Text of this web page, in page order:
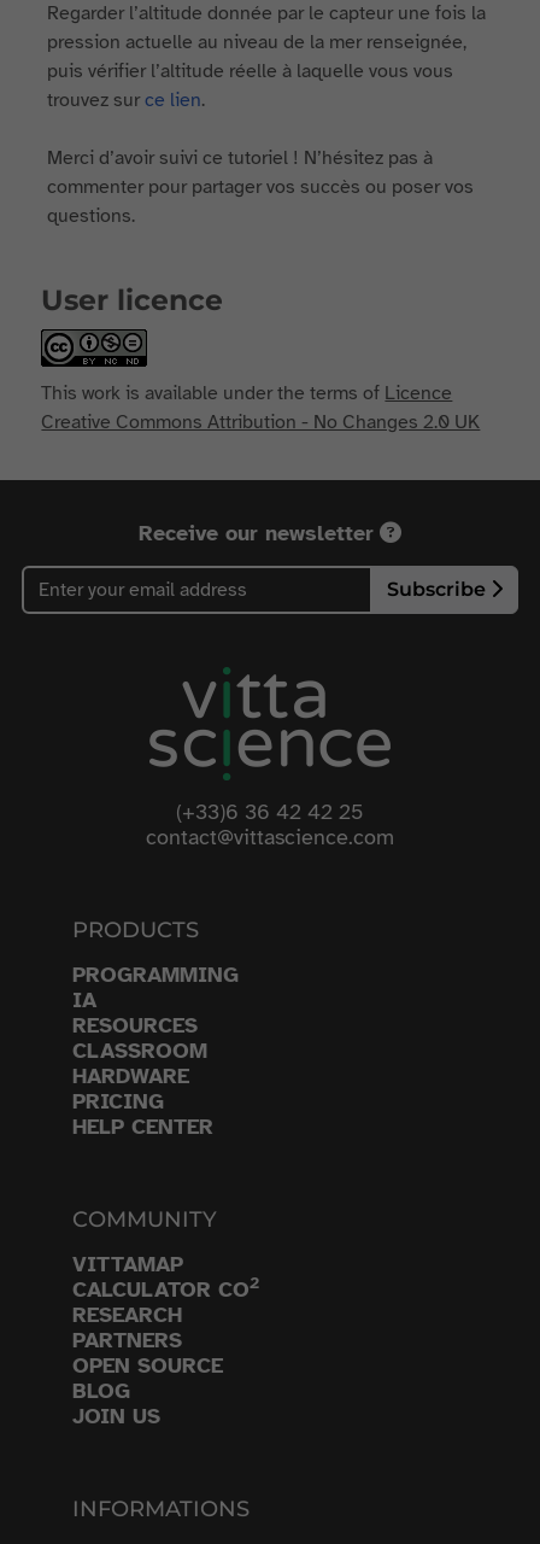
Regarder l’altitude donnée par le capteur une fois la
pression actuelle au niveau de la mer renseignée,
puis vérifier l’altitude réelle à laquelle vous vous
trouvez surce lien.
Merci d’avoir suivi ce tutoriel ! N’hésitez pas à
commenter pour partager vos succès ou poser vos
questions.
User licence
This work is available under the terms of Licence
Creative Commons Attribution - No Changes 2.0 UK
Receive our newsletter
Subscribe
(+33)6 36 42 42 25
contact@vittascience.com
PRODUCTS
PROGRAMMING
IA
RESOURCES
CLASSROOM
HARDWARE
PRICING
HELP CENTER
COMMUNITY
VITTAMAP
CALCULATOR CO2
RESEARCH
PARTNERS
OPEN SOURCE
BLOG
JOIN US
INFORMATIONS